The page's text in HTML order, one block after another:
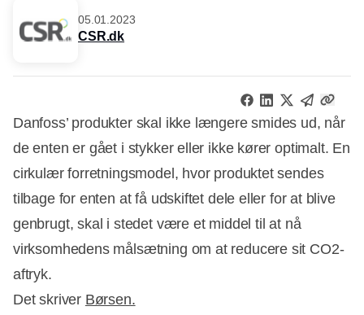
05.01.2023
CSR.dk
Danfoss’ produkter skal ikke længere smides ud, når
de enten er gået i stykker eller ikke kører optimalt. En
cirkulær forretningsmodel, hvor produktet sendes
tilbage for enten at få udskiftet dele eller for at blive
genbrugt, skal i stedet være et middel til at nå
virksomhedens målsætning om at reducere sit CO2-
aftryk.
Det skriver Børsen.